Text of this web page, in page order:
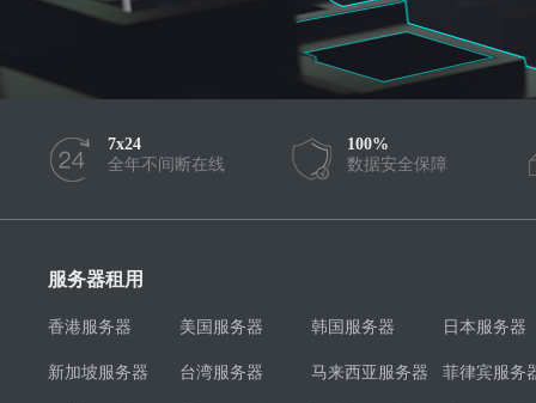
7x24
全年不间断在线
100%
数据安全保障
服务器租用
香港服务器 美国服务器 韩国服务器 日本服务器
新加坡服务器 台湾服务器 马来西亚服务器 菲律宾服务